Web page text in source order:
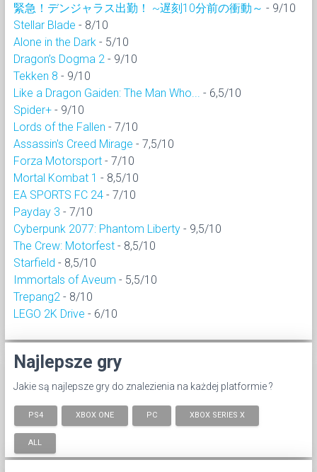
緊急！デンジャラス出勤！ ~遅刻10分前の衝動～ - 9/10
Stellar Blade - 8/10
Alone in the Dark - 5/10
Dragon’s Dogma 2 - 9/10
Tekken 8 - 9/10
Like a Dragon Gaiden: The Man Who...
- 6,5/10
Spider+ - 9/10
Lords of the Fallen - 7/10
Assassin's Creed Mirage - 7,5/10
Forza Motorsport - 7/10
Mortal Kombat 1 - 8,5/10
EA SPORTS FC 24 - 7/10
Payday 3 - 7/10
Cyberpunk 2077: Phantom Liberty - 9,5/10
The Crew: Motorfest - 8,5/10
Starfield - 8,5/10
Immortals of Aveum - 5,5/10
Trepang2 - 8/10
LEGO 2K Drive - 6/10
Najlepsze gry
Jakie są najlepsze gry do znalezienia na każdej platformie ?
PS4 XBOX ONE PC XBOX SERIES X
ALL